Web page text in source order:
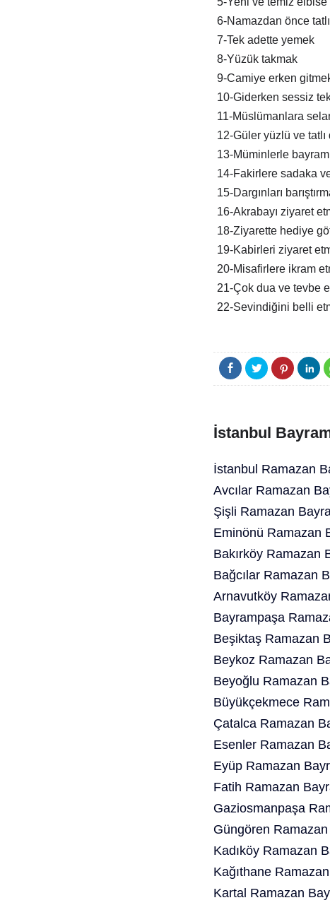
6-Namazdan önce
7-Tek adette yemek
8-Yüzük takmak
9-Camiye erken
10-Giderken sessiz
11-Müslümanlara
12-Güler yüzlü ve
13-Müminlerle
14-Fakirlere sadaka
15-Dargınları
16-Akrabayı ziyaret
18-Ziyarette hediye
19-Kabirleri ziyaret
20-Misafirlere ikram
21-Çok dua ve tevbe
22-Sevindiğini belli
İstanbul
İstanbul Ramazan
Avcılar Ramazan
Şişli Ramazan
Eminönü Ramazan
Bakırköy Ramazan
Bağcılar Ramazan
Arnavutköy
Bayrampaşa
Beşiktaş Ramazan
Beykoz Ramazan
Beyoğlu Ramazan
Büyükçekmece
Çatalca Ramazan
Esenler Ramazan
Eyüp Ramazan
Fatih Ramazan
Gaziosmanpaşa
Güngören
Kadıköy Ramazan
Kağıthane
Kartal Ramazan